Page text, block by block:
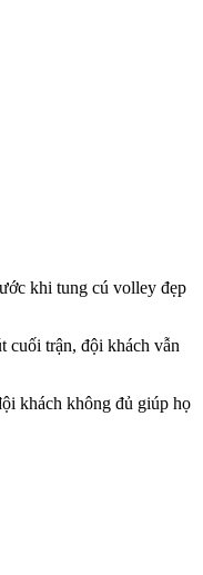
khi tung cú volley đẹp
cuối trận, đội khách vẫn
khách không đủ giúp họ